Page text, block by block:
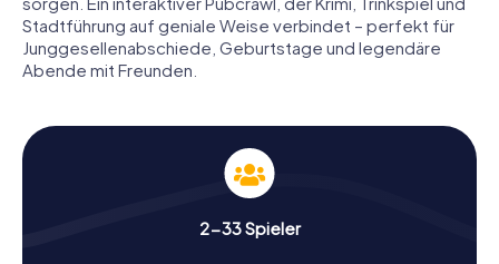
Stadtführung auf geniale Weise verbindet – perfekt für
Junggesellenabschiede, Geburtstage und legendäre
Abende mit Freunden.
2-33 Spieler